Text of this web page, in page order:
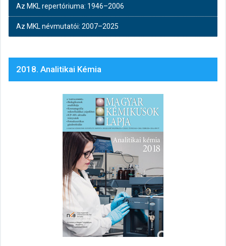
Az MKL repertóriuma: 1946–2006
Az MKL névmutatói: 2007–2025
2018. Analitikai Kémia